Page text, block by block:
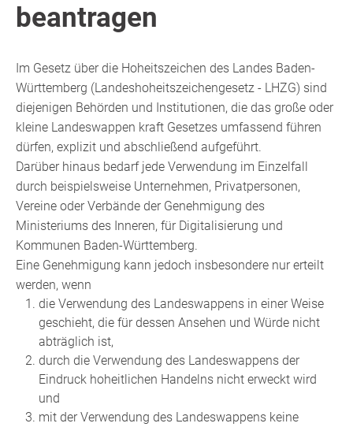
beantragen
Im Gesetz über die Hoheitszeichen des Landes Baden-
Württemberg (Landeshoheitszeichengesetz - LHZG) sind
diejenigen Behörden und Institutionen, die das große oder
kleine Landeswappen kraft Gesetzes umfassend führen
dürfen, explizit und abschließend aufgeführt.
Darüber hinaus bedarf jede Verwendung im Einzelfall
durch beispielsweise Unternehmen, Privatpersonen,
Vereine oder Verbände der Genehmigung des
Ministeriums des Inneren, für Digitalisierung und
Kommunen Baden-Württemberg.
Eine Genehmigung kann jedoch insbesondere nur erteilt
werden, wenn
die Verwendung des Landeswappens in einer Weise
geschieht, die für dessen Ansehen und Würde nicht
abträglich ist,
durch die Verwendung des Landeswappens der
Eindruck hoheitlichen Handelns nicht erweckt wird
und
mit der Verwendung des Landeswappens keine